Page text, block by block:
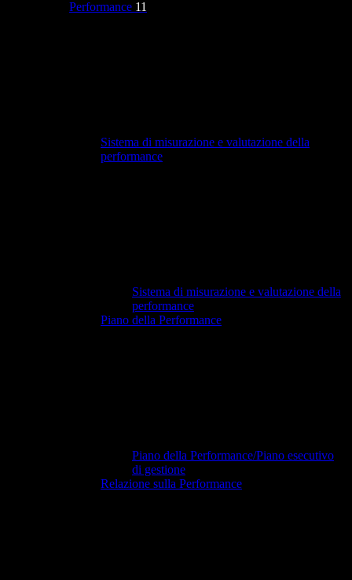
Performance 11
Sistema di misurazione e valutazione della
performance
Sistema di misurazione e valutazione della
performance
Piano della Performance
Piano della Performance/Piano esecutivo
di gestione
Relazione sulla Performance